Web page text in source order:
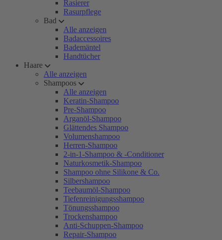
Rasierer
Rasurpflege
Bad
Alle anzeigen
Badaccessoires
Bademäntel
Handtücher
Haare
Alle anzeigen
Shampoos
Alle anzeigen
Keratin-Shampoo
Pre-Shampoo
Arganöl-Shampoo
Glättendes Shampoo
Volumenshampoo
Herren-Shampoo
2-in-1-Shampoo & -Conditioner
Naturkosmetik-Shampoo
Shampoo ohne Silikone & Co.
Silbershampoo
Teebaumöl-Shampoo
Tiefenreinigungsshampoo
Tönungsshampoo
Trockenshampoo
Anti-Schuppen-Shampoo
Repair-Shampoo